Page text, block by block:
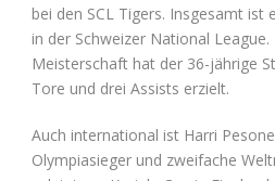
bei den SCL Tigers. Insgesamt ist
in der Schweizer National
Meisterschaft hat der 36-jährige
Tore und drei Assists erzielt.
Auch international ist Harri
Olympiasieger und zweifache